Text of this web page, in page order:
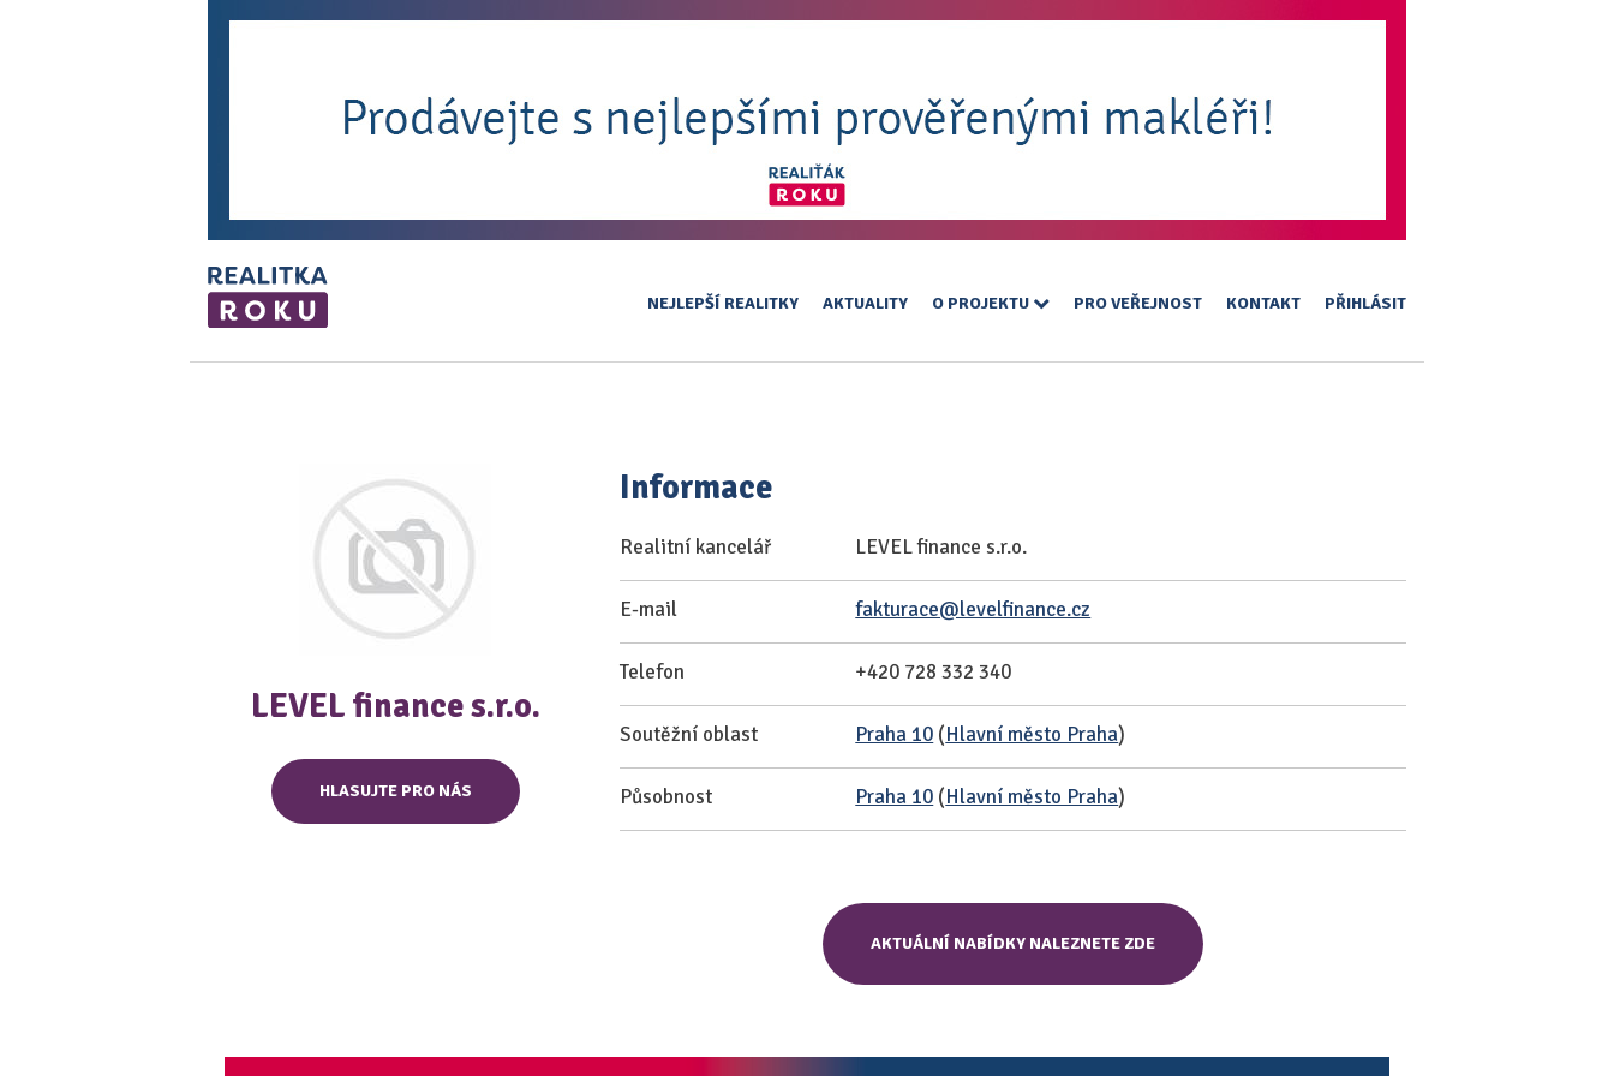
NEJLEPŠÍ REALITKY AKTUALITY O PROJEKTU PRO VEŘEJNOST KONTAKT PŘIHLÁSIT
LEVEL finance s.r.o.
HLASUJTE PRO NÁS
Informace
Realitní kancelář LEVEL finance s.r.o.
E-mail fakturace@levelfinance.cz
Telefon +420 728 332 340
Soutěžní oblast Praha 10 (Hlavní město Praha)
Působnost Praha 10 (Hlavní město Praha)
AKTUÁLNÍ NABÍDKY NALEZNETE ZDE